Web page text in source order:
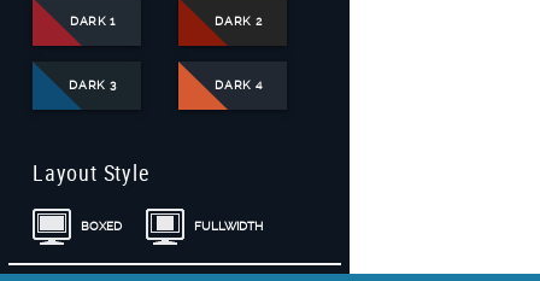
DARK 1 DARK 2
DARK 3 DARK 4
Layout Style
BOXED FULLWIDTH